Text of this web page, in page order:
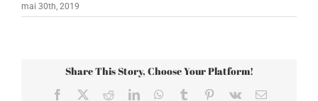
mai 30th, 2019
Share This Story, Choose Your Platform!
Facebook RedditLinkedInWhatsApp
Tumblr Pinterest
Vk Email